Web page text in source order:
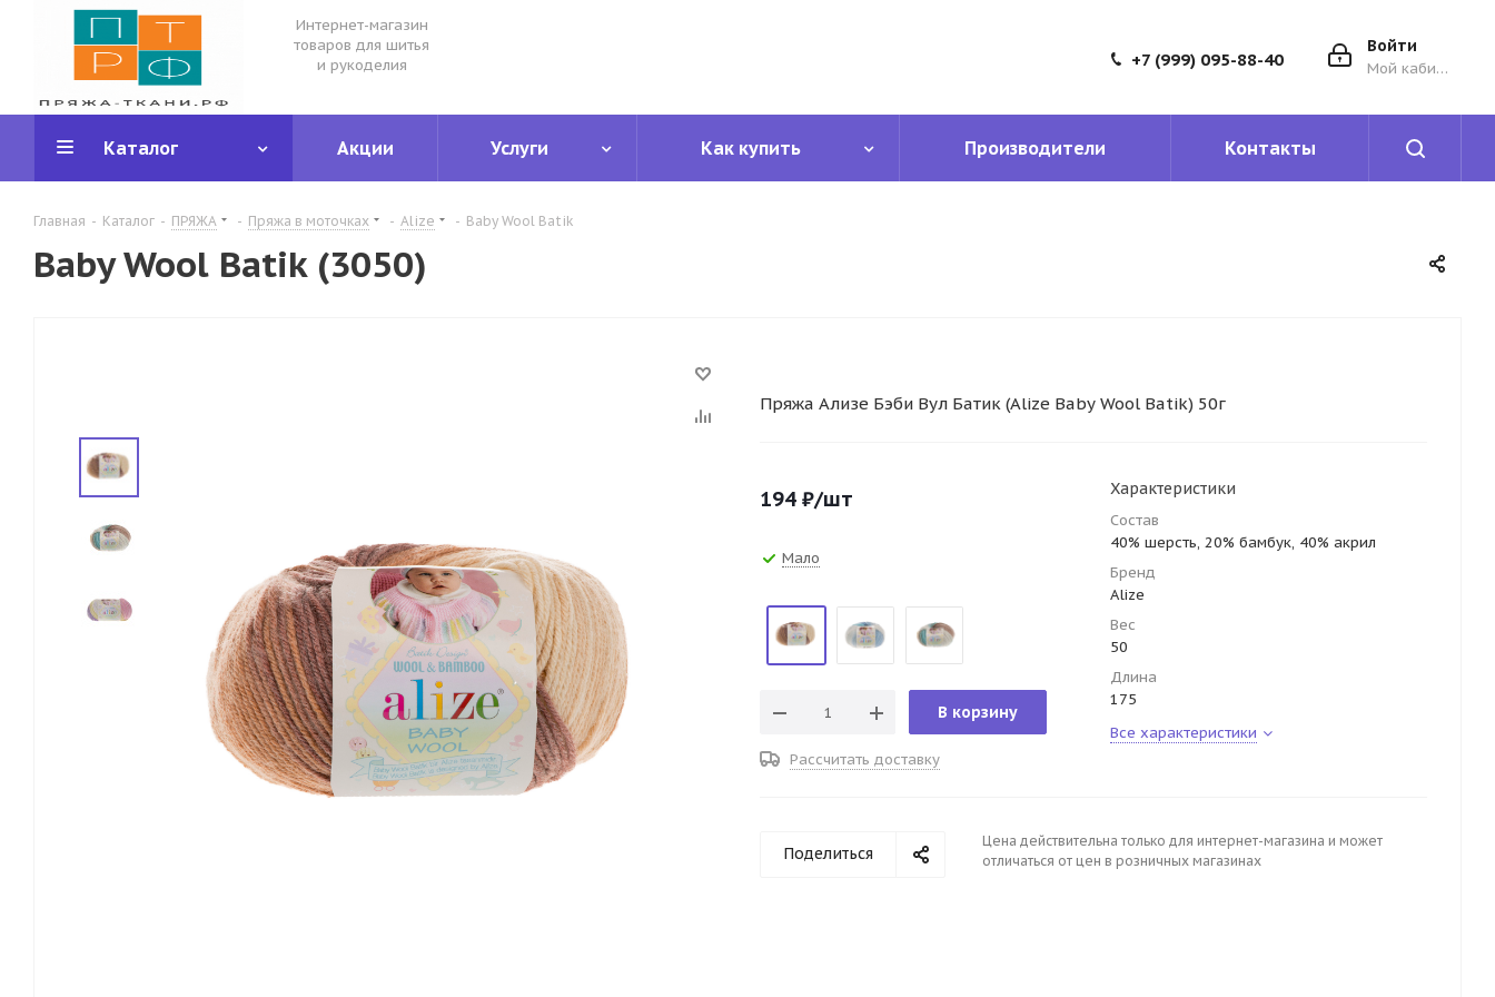
Интернет-магазин
товаров для шитья
и рукоделия
Войти
Мой кабинет
+7 (999) 095-88-40
Каталог Акции Услуги Как купить Производители Контакты
Главная - Каталог - ПРЯЖА - Пряжа в моточках - Alize - Baby Wool Batik
Baby Wool Batik (3050)
Пряжа Ализе Бэби Вул Батик (Alize Baby Wool Batik) 50г
194 ₽/шт
Мало
В корзину
Рассчитать доставку
Характеристики
Состав
40% шерсть, 20% бамбук, 40% акрил
Бренд
Alize
Вес
50
Длина
175
Все характеристики
Поделиться
Цена действительна только для интернет-магазина и может
отличаться от цен в розничных магазинах